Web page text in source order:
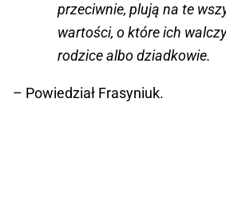
przeciwnie, plują na te
wartości, o które ich
rodzice albo dziadkowie.
– Powiedział Frasyniuk.